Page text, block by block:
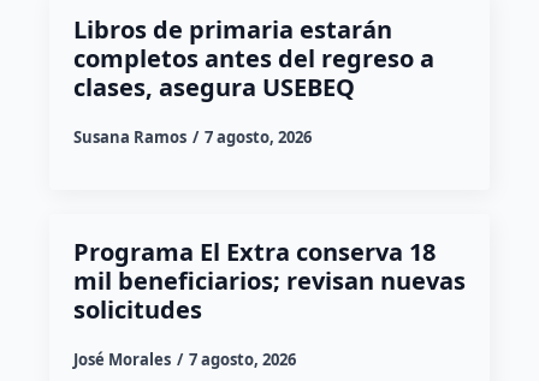
Libros de primaria estarán
completos antes del regreso a
clases, asegura USEBEQ
Susana Ramos 7 agosto, 2026
Programa El Extra conserva 18
mil beneficiarios; revisan nuevas
solicitudes
José Morales 7 agosto, 2026